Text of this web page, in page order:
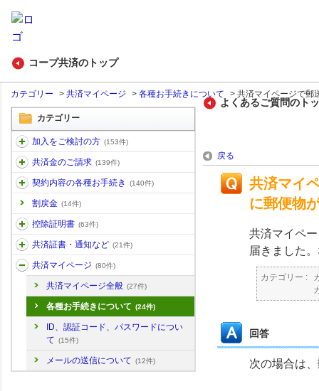
コープ共済のトップ
カテゴリー > 共済マイページ > 各種お手続きについて > 共済マイページで郵
カテゴリー
加入をご検討の方 (153件)
共済金のご請求 (139件)
契約内容の各種お手続き (140件)
割戻金 (14件)
控除証明書 (63件)
共済証書・通知など (21件)
共済マイページ (80件)
共済マイページ全般 (27件)
各種お手続きについて (24件)
ID、認証コード、パスワードについ
て (15件)
メールの送信について (12件)
よくあるご質問のト
戻る
共済マイ
に郵便物
共済マイペ
届きました
カテゴリー :
回答
次の場合は